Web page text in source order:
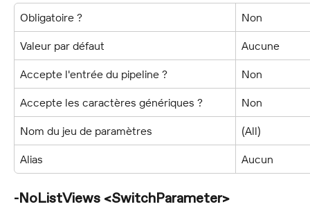
Obligatoire ? Non
Valeur par défaut Aucune
Accepte l'entrée du pipeline ? Non
Accepte les caractères génériques ? Non
Nom du jeu de paramètres (All)
Alias Aucun
-NoListViews <SwitchParameter>